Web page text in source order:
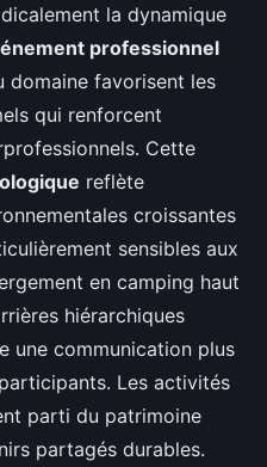
la dynamique
professionnel
domaine favorisent les
qui renforcent
Cette
reflète
croissantes
sensibles aux
en camping haut
hiérarchiques
une communication plus
Les activités
parti du patrimoine
partagés durables.